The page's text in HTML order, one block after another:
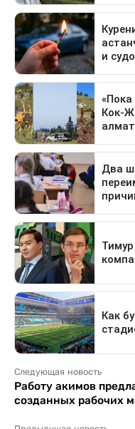
Следующая новость
Работу акимов
созданных рабочих